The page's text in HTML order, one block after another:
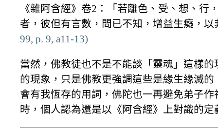
《雜阿含經》卷2：「若離色、受、想、行
者，彼但有言數，問已不知，增益生癡，
99, p. 9, a11-13)
當然，佛教徒也不是不能談「靈魂」這樣
的現象，只是佛教更強調這些是緣生緣滅
會有我恆存的用詞，佛陀也一再避免弟子
時，個人認為還是以《阿含經》上對識的